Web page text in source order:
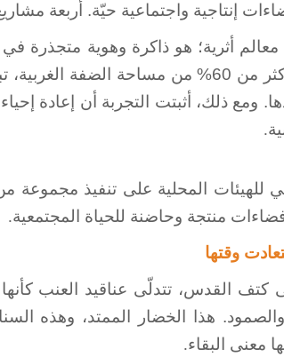
إنتاجية واجتماعية حيّة. أربعة
أثرية؛ هو ذاكرة وهوية متجذرة
في المناطق المسماة "ج"، التي تغطي أكثر
ومع ذلك، أثبتت التجربة أن إعادة
.
للهيئات المحلية على تنفيذ مجموعة
منتجة وحاضنة للحياة المجتمعية.
وقتها
القدس، تتدلّى عناقيد العنب
والصمود. هذا الخضار الممتد،
معنى البقاء.